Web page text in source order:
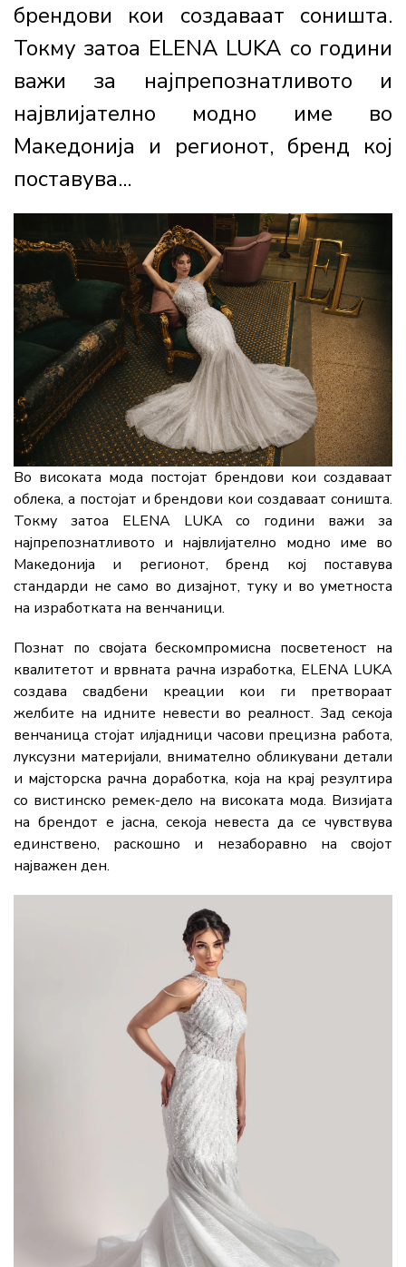
брендови кои создаваат соништа.
Токму затоа ELENA LUKA со години
важи за најпрепознатливото и
највлијателно модно име во
Македонија и регионот, бренд кој
поставува...
Во високата мода постојат брендови кои создаваат
облека, а постојат и брендови кои создаваат соништа.
Токму затоа ELENA LUKA со години важи за
најпрепознатливото и највлијателно модно име во
Македонија и регионот, бренд кој поставува
стандарди не само во дизајнот, туку и во уметноста
на изработката на венчаници.
Познат по својата бескомпромисна посветеност на
квалитетот и врвната рачна изработка, ELENA LUKA
создава свадбени креации кои ги претвораат
желбите на идните невести во реалност. Зад секоја
венчаница стојат илјадници часови прецизна работа,
луксузни материјали, внимателно обликувани детали
и мајсторска рачна доработка, која на крај резултира
со вистинско ремек-дело на високата мода. Визијата
на брендот е јасна, секоја невеста да се чувствува
единствено, раскошно и незаборавно на својот
најважен ден.